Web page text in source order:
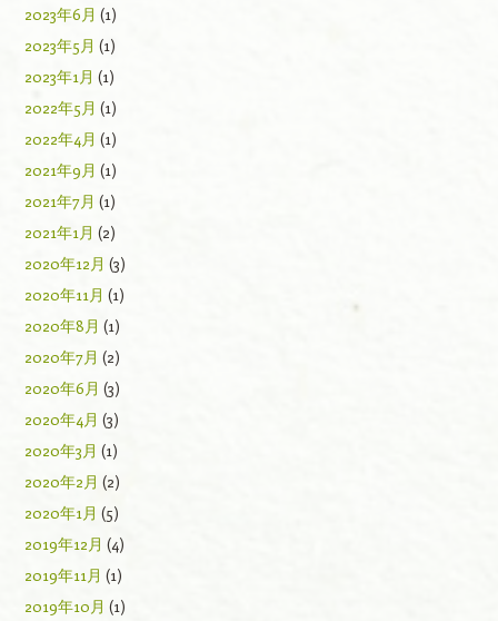
2023年6月 (1)
2023年5月 (1)
2023年1月 (1)
2022年5月 (1)
2022年4月 (1)
2021年9月 (1)
2021年7月 (1)
2021年1月 (2)
2020年12月 (3)
2020年11月 (1)
2020年8月 (1)
2020年7月 (2)
2020年6月 (3)
2020年4月 (3)
2020年3月 (1)
2020年2月 (2)
2020年1月 (5)
2019年12月 (4)
2019年11月 (1)
2019年10月 (1)